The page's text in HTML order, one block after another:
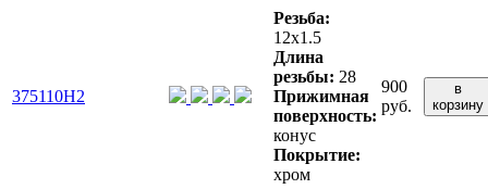
375110H2
Резьба:
12x1.5
Длина
резьбы: 28
Прижимная
поверхность:
конус
Покрытие:
хром
900
руб.
в
корзину